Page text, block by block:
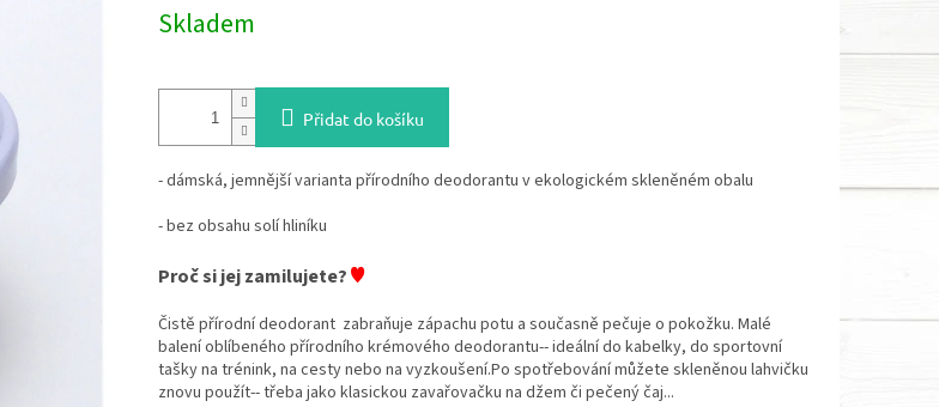
cena:
Skladem
Přidat do košíku
- dámská, jemnější varianta přírodního deodorantu v ekologickém skleněném obalu
- bez obsahu solí hliníku
Proč si jej zamilujete?♥
Čistě přírodní deodorant zabraňuje zápachu potu a současně pečuje o pokožku. Malé
balení oblíbeného přírodního krémového deodorantu-- ideální do kabelky, do sportovní
tašky na trénink, na cesty nebo na vyzkoušení.Po spotřebování můžete skleněnou lahvičku
znovu použít-- třeba jako klasickou zavařovačku na džem či pečený čaj...